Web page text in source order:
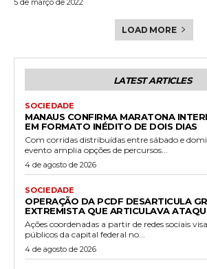
LOAD MORE
LATEST ARTICLES
SOCIEDADE
MANAUS CONFIRMA MARATONA
EM FORMATO INÉDITO DE DOIS DIAS
Com corridas distribuídas entre sábado e
evento amplia opções de percursos...
4 de agosto de 2026
SOCIEDADE
OPERAÇÃO DA PCDF DESARTICULA
EXTREMISTA QUE ARTICULAVA
Ações coordenadas a partir de redes sociais
públicos da capital federal no...
4 de agosto de 2026